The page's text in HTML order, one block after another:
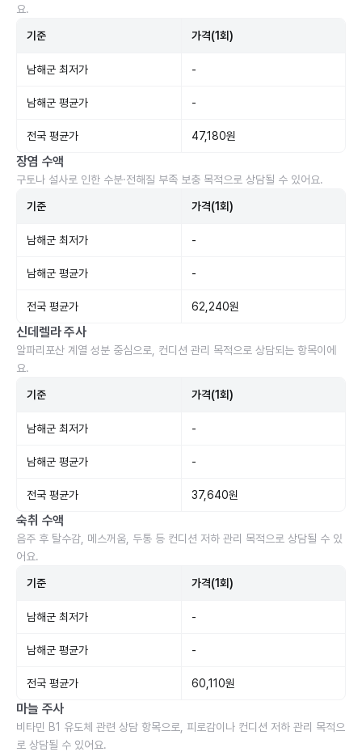
요.
기준 가격(1회)
남해군 최저가 -
남해군 평균가 -
전국 평균가 47,180원
장염 수액
구토나 설사로 인한 수분·전해질 부족 보충 목적으로 상담될 수 있어요.
기준 가격(1회)
남해군 최저가 -
남해군 평균가 -
전국 평균가 62,240원
신데렐라 주사
알파리포산 계열 성분 중심으로, 컨디션 관리 목적으로 상담되는 항목이에
요.
기준 가격(1회)
남해군 최저가 -
남해군 평균가 -
전국 평균가 37,640원
숙취 수액
음주 후 탈수감, 메스꺼움, 두통 등 컨디션 저하 관리 목적으로 상담될 수 있
어요.
기준 가격(1회)
남해군 최저가 -
남해군 평균가 -
전국 평균가 60,110원
마늘 주사
비타민 B1 유도체 관련 상담 항목으로, 피로감이나 컨디션 저하 관리 목적으
로 상담될 수 있어요.